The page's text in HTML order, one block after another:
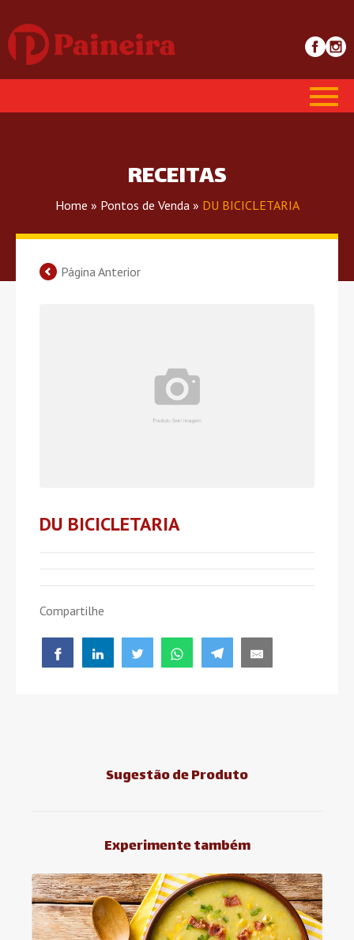
RECEITAS
Home » Pontos de Venda » DU BICICLETARIA
Página Anterior
DU BICICLETARIA
Compartilhe
Sugestão de Produto
Experimente também